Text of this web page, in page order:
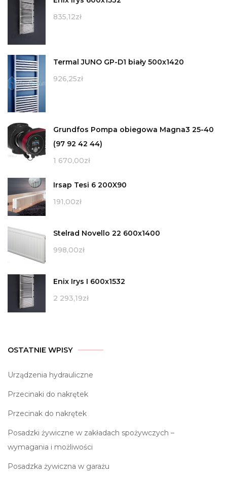
835,12zł
Termal JUNO GP-D1 biały 500x1420
926,25zł
Grundfos Pompa obiegowa Magna3 25-40
(97 92 42 44)
1 670,00zł
Irsap Tesi 6 200X90
191,00zł
Stelrad Novello 22 600x1400
998,00zł
Enix Irys I 600x1532
2 293,19zł
OSTATNIE WPISY
Urządzenia hydrauliczne
Przecinaki do nakrętek
Przecinak do nakrętek
Posadzki żywiczne w zakładach spożywczych –
wymagania i możliwości
Posadzka żywiczna w garażu